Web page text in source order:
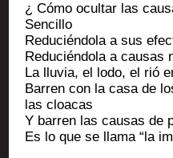
¿ Cómo ocul­tar las
Sencillo
Redu­cién­do­la a sus
Redu­cién­do­la a cau­sas
La llu­via, el lodo, el rió
Bar­ren con la casa de
las cloacas
Y bar­ren las cau­sas de
Es lo que se lla­ma “la